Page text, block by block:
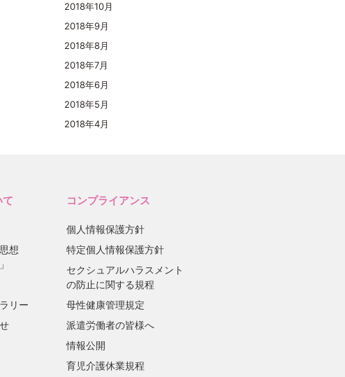
2018年10月
2018年9月
2018年8月
2018年7月
2018年6月
2018年5月
2018年4月
想
リー
コンプライアンス
個人情報保護方針
特定個人情報保護方針
セクシュアルハラスメント
の防止に関する規程
母性健康管理規定
派遣労働者の皆様へ
情報公開
育児介護休業規程